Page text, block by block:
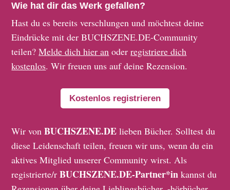
Wie hat dir das Werk gefallen?
Hast du es bereits verschlungen und möchtest deine
Eindrücke mit der BUCHSZENE.DE-Community
teilen?Melde dich hier an oderregistriere dich
kostenlos. Wir freuen uns auf deine Rezension.
Kostenlos registrieren
Wir vonBUCHSZENE.DE lieben Bücher. Solltest du
diese Leidenschaft teilen, freuen wir uns, wenn du ein
aktives Mitglied unserer Community wirst. Als
registrierte/rBUCHSZENE.DE-Partner*in kannst du